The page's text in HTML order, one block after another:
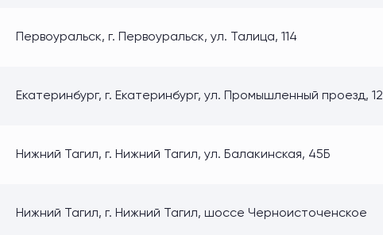
Первоуральск, г. Первоуральск, ул. Талица, 114
Екатеринбург, г. Екатеринбург, ул. Промышленный проезд, 12
Нижний Тагил, г. Нижний Тагил, ул. Балакинская, 45Б
Нижний Тагил, г. Нижний Тагил, шоссе Черноисточенское